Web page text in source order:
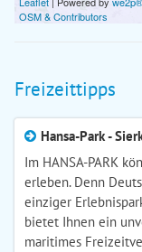
OSM & Contributors
Freizeittipps
Hansa-Park -
Im HANSA-PARK
erleben. Denn
einziger
bietet Ihnen ein
maritimes